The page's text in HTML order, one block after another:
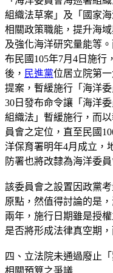
組織法草案」及「國家
相關政策職能，提升海
及強化海洋研究量能等
布民國105年7月4日施行
後， 民進黨位居立院第
提案，暫緩施行「海洋
30日發布命令讓「海洋
組織法」暫緩施行，而
員會之定位，直至民國
洋保育署明年4月成立，
防署也將改隸為海洋委員
該委員會之設置因政黨
原點，然值得討論的是
兩年，施行日期雖是授
是否將形成法律真空期
四、立法院未通過廢止
相關預算之爭議